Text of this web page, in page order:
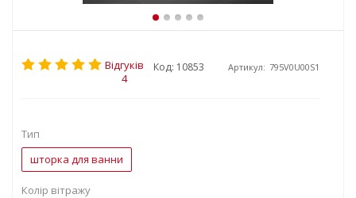
Відгуків
4
Код: 10853 Артикул: 795V0U00S1
Тип
шторка для ванни
Колір вітражу